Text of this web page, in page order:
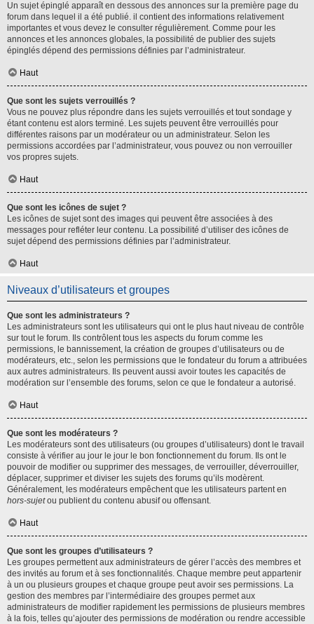
Un sujet épinglé apparaît en dessous des annonces sur la première page du
forum dans lequel il a été publié. il contient des informations relativement
importantes et vous devez le consulter régulièrement. Comme pour les
annonces et les annonces globales, la possibilité de publier des sujets
épinglés dépend des permissions définies par l’administrateur.
Haut
Que sont les sujets verrouillés ?
Vous ne pouvez plus répondre dans les sujets verrouillés et tout sondage y
étant contenu est alors terminé. Les sujets peuvent être verrouillés pour
différentes raisons par un modérateur ou un administrateur. Selon les
permissions accordées par l’administrateur, vous pouvez ou non verrouiller
vos propres sujets.
Haut
Que sont les icônes de sujet ?
Les icônes de sujet sont des images qui peuvent être associées à des
messages pour refléter leur contenu. La possibilité d’utiliser des icônes de
sujet dépend des permissions définies par l’administrateur.
Haut
Niveaux d’utilisateurs et groupes
Que sont les administrateurs ?
Les administrateurs sont les utilisateurs qui ont le plus haut niveau de contrôle
sur tout le forum. Ils contrôlent tous les aspects du forum comme les
permissions, le bannissement, la création de groupes d’utilisateurs ou de
modérateurs, etc., selon les permissions que le fondateur du forum a attribuées
aux autres administrateurs. Ils peuvent aussi avoir toutes les capacités de
modération sur l’ensemble des forums, selon ce que le fondateur a autorisé.
Haut
Que sont les modérateurs ?
Les modérateurs sont des utilisateurs (ou groupes d’utilisateurs) dont le travail
consiste à vérifier au jour le jour le bon fonctionnement du forum. Ils ont le
pouvoir de modifier ou supprimer des messages, de verrouiller, déverrouiller,
déplacer, supprimer et diviser les sujets des forums qu’ils modèrent.
Généralement, les modérateurs empêchent que les utilisateurs partent en
hors-sujetou publient du contenu abusif ou offensant.
Haut
Que sont les groupes d’utilisateurs ?
Les groupes permettent aux administrateurs de gérer l’accès des membres et
des invités au forum et à ses fonctionnalités. Chaque membre peut appartenir
à un ou plusieurs groupes et chaque groupe peut avoir ses permissions. La
gestion des membres par l’intermédiaire des groupes permet aux
administrateurs de modifier rapidement les permissions de plusieurs membres
à la fois, telles qu’ajouter des permissions de modération ou rendre accessible